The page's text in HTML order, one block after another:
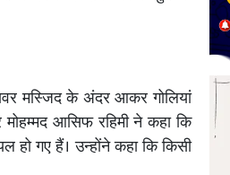
मस्जिद के अंदर आकर गोलियां
आसिफ रहिमी ने कहा कि
गए हैं। उन्होंने कहा कि किसी